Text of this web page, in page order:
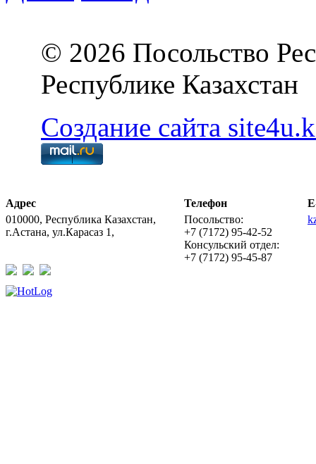
© 2026 Посольство
Республике Казахстан
Создание сайта
Адрес
010000, Республика Казахстан,
г.Астана, ул.Карасаз 1,
Телефон
Посольство:
+7 (7172) 95-42-52
Консульский отдел:
+7 (7172) 95-45-87